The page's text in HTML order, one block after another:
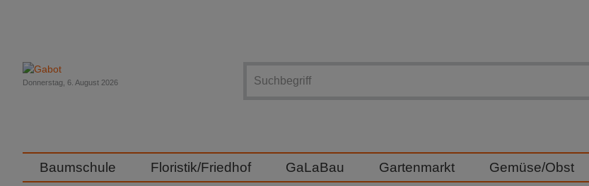
Donnerstag, 6. August 2026
Baumschule Floristik/Friedhof GaLaBau Gartenmarkt Gemüse/Obst